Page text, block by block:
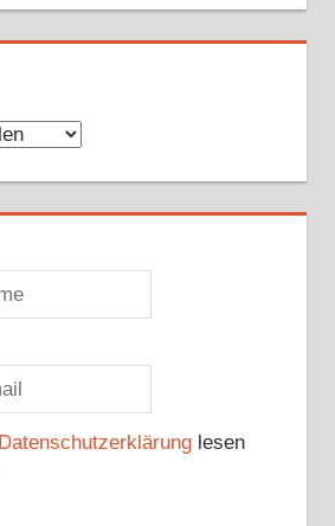
Datenschutzerklärunglesen